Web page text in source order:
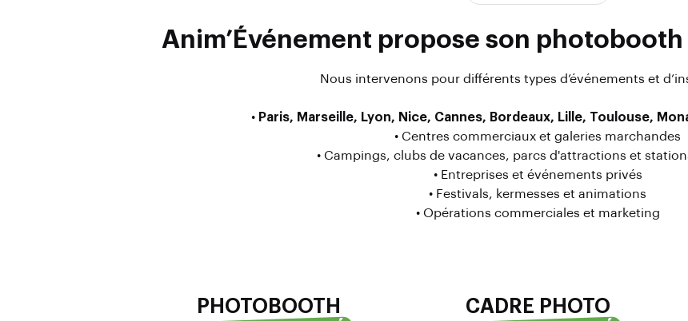
Anim’Événement propose son
Nous intervenons pour différents types d’événements et
• Paris, Marseille, Lyon, Nice, Cannes, Bordeaux, Lille, Toulouse,
• Centres commerciaux et galeries marchandes
• Campings, clubs de vacances, parcs d'attractions et
• Entreprises et événements privés
• Festivals, kermesses et animations
• Opérations commerciales et marketing
PHOTOBOOTH CADRE PHOTO